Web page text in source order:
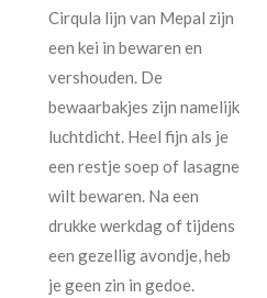
Cirqula lijn van Mepal zijn
een kei in bewaren en
vershouden. De
bewaarbakjes zijn namelijk
luchtdicht. Heel fijn als je
een restje soep of lasagne
wilt bewaren. Na een
drukke werkdag of tijdens
een gezellig avondje, heb
je geen zin in gedoe.